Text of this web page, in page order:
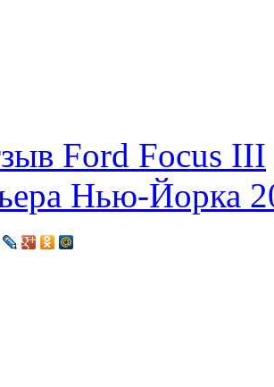
Ford Focus III
Нью-Йорка